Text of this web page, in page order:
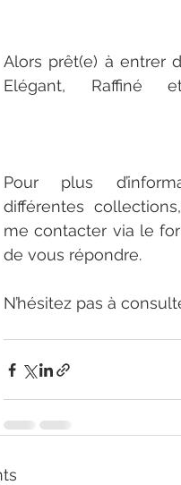
Alors prêt(e) à entrer
Pour plus
différentes
me contacter via le
de vous répondre.
N’hésitez pas à